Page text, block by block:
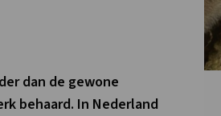
dan de gewone
behaard. In Nederland